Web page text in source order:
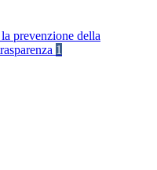
prevenzione della
1